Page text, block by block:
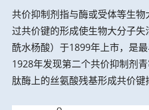
共价抑制剂指与酶或受体等生
过共价键的形成使生物大分子
酰水杨酸）于1899年上市，是最
1928年发现第二个共价抑制剂
肽酶上的丝氨酸残基形成共价键